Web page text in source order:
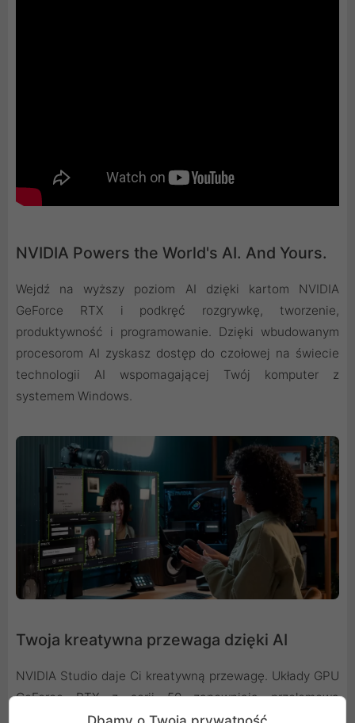
NVIDIA Powers the World's AI. And Yours.
Wejdź na wyższy poziom AI dzięki kartom NVIDIA
GeForce RTX i podkręć rozgrywkę, tworzenie,
produktywność i programowanie. Dzięki wbudowanym
procesorom AI zyskasz dostęp do czołowej na świecie
technologii AI wspomagającej Twój komputer z
systemem Windows.
Twoja kreatywna przewaga dzięki AI
NVIDIA Studio daje Ci kreatywną przewagę. Układy GPU
GeForce RTX z serii 50 zapewniają przełomową
wydajność edycji wideo, renderingu 3D i projektowania